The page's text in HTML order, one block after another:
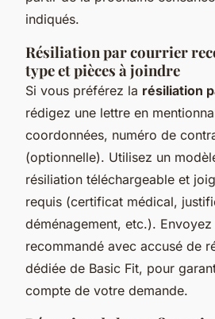
indiqués.
Résiliation par courrier
type et pièces à joindre
Si vous préférez la résiliation
rédigez une lettre en
coordonnées, numéro de
(optionnelle). Utilisez un
résiliation téléchargeable et
requis (certificat médical,
déménagement, etc.).
recommandé avec accusé de
dédiée de Basic Fit, pour
compte de votre demande.